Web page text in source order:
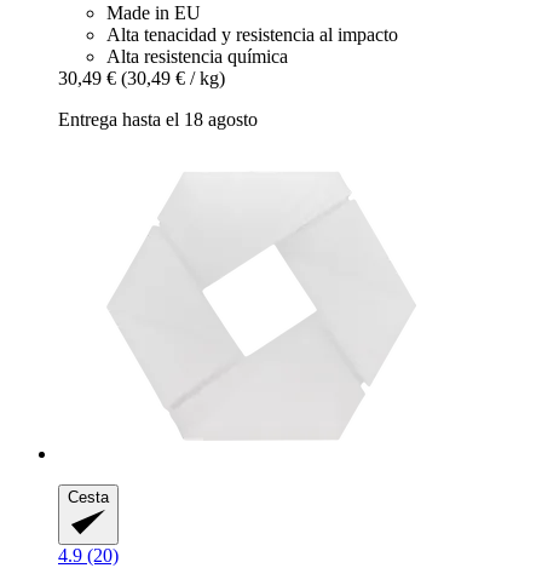
Made in EU
Alta tenacidad y resistencia al impacto
Alta resistencia química
30,49 € (30,49 € / kg)
Entrega hasta el 18 agosto
Cesta
4.9 (20)